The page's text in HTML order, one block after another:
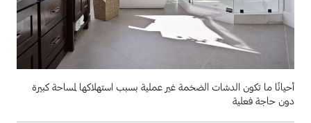
أحيانًا ما تكون الدشات الضخمة غير عملية بسبب استهلاكها لمساحة كبيرة
دون حاجة فعلية